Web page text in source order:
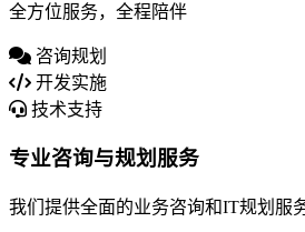
全方位服务，全程陪伴
咨询规划
开发实施
技术支持
专业咨询与规划服务
我们提供全面的业务咨询和IT规划服